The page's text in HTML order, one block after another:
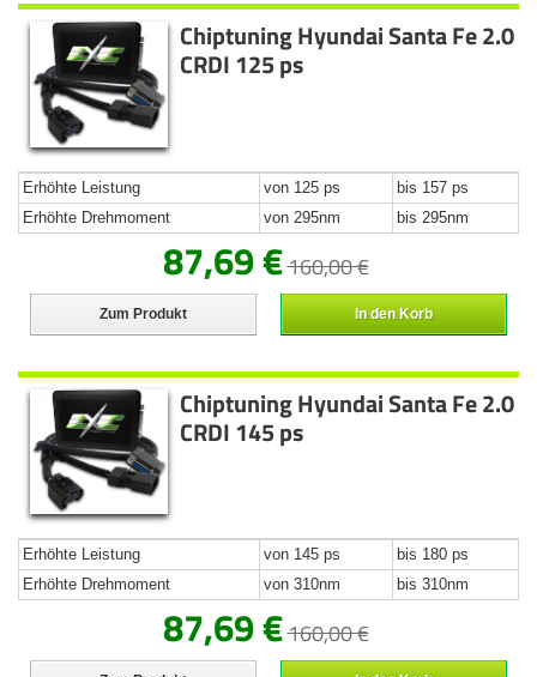
Chiptuning Hyundai Santa Fe 2.0
CRDI 125 ps
Erhöhte Leistung von 125 ps
bis 157 ps
Erhöhte Drehmoment
von 295nm bis 295nm
87,69 €160,00 €
Zum Produkt In den Korb
Chiptuning Hyundai Santa Fe 2.0
CRDI 145 ps
Erhöhte Leistung von 145 ps
bis 180 ps
Erhöhte Drehmoment
von 310nm bis 310nm
87,69 €160,00 €